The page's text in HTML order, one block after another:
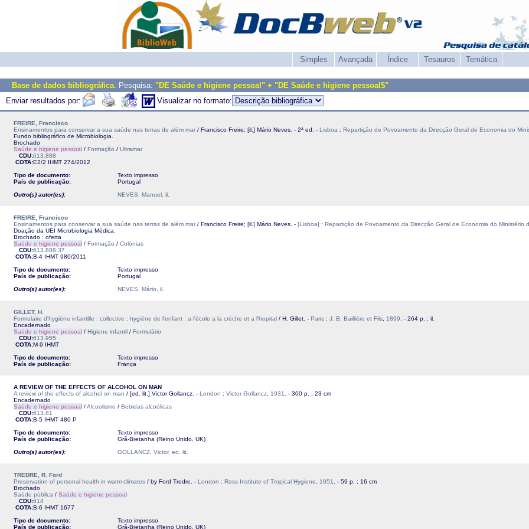
Simples Avançada Índice Tesauros Temática
Base de dados bibliográfica. Pesquisa: "DE Saúde e higiene pessoal" + "DE Saúde e higiene pessoal$"
Enviar resultados por:
Visualizar no formato:
FREIRE, Francisco
Ensinamentos para conservar a sua saúde nas terras de além mar / Francisco Freire; [il.] Mário Neves. - 2ª ed. - Lisboa : Repartição de Povoamento da Direcção Geral de Economia do
Fundo bibliográfico de Microbiologia.
Brochado
Saúde e higiene pessoal / Formação / Ultramar
CDU:613.888
COTA:E2/2 IHMT 274/2012
Tipo de documento:
Texto impresso
País de publicação:
Portugal
Outro(s) autor(es):
NEVES, Manuel, il.
FREIRE, Francisco
Ensinamentos para conservar a sua saúde nas terras de além mar/ Francisco Freire; [il.] Mário Neves. - [Lisboa] : Repartição de Povoamento da Direcção Geral de Economia do Ministério
Doação da UEI Microbiologia Médica.
Brochado : oferta
Saúde e higiene pessoal / Formação / Colónias
CDU:613.888:37
COTA:B-4 IHMT 980/2011
Tipo de documento:
Texto impresso
País de publicação:
Portugal
Outro(s) autor(es):
NEVES, Mário, il.
GILLET, H.
Formulaire d'hygiène infantille : collective : hygiène de l'enfant : a l'école a la crèche et a l'hopital / H. Gillet. - Paris : J. B. Baillière et Fils 1899 . - 264 p. : il.
Encadernado
Saúde e higiene pessoal / Higiene infantil / Formulário
CDU:613.955
COTA:M-9 IHMT
Tipo de documento:
Texto impresso
País de publicação:
França
A REVIEW OF THE EFFECTS OF ALCOHOL ON MAN
A review of the effects of alcohol on man / [ed. lit.] Victor Gollancz. - London : Victor Gollancz 1931
. - 300 p. ; 23 cm
Encadernado
Saúde e higiene pessoal /Alcoolismo / Bebidas alcoólicas
CDU:613.81
COTA:B-5 IHMT 480 P
Tipo de documento:
Texto impresso
País de publicação:
Grã-Bretanha (Reino Unido, UK)
Outro(s) autor(es):
GOLLANCZ, Victor, ed. lit.
TREDRE, R. Ford
Preservation of personal health in warm climates / by Ford Tredre. - London : Ross Institute of Tropical Hygiene 1951
. - 59 p. ; 16 cm
Brochado
Saúde pública / Saúde e higiene pessoal
CDU:614
COTA:B-6 IHMT 1677
Tipo de documento:
Texto impresso
País de publicação:
Grã-Bretanha (Reino Unido, UK)